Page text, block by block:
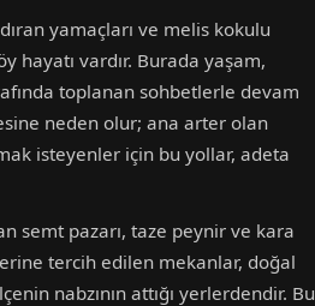
yamaçları ve melis kokulu
hayatı vardır. Burada yaşam,
toplanan sohbetlerle devam
neden olur; ana arter olan
isteyenler için bu yollar, adeta
semt pazarı, taze peynir ve kara
tercih edilen mekanlar, doğal
nabzının attığı yerlerdendir. Bu